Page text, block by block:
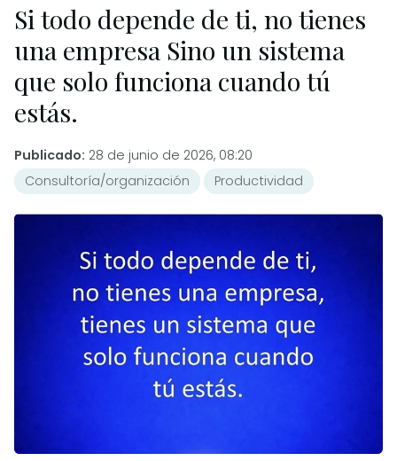
Si todo depende de ti, no tienes
una empresa Sino un sistema
que solo funciona cuando tú
estás.
Publicado: 28 de junio de 2026, 08:20
Consultoría/organización
Productividad